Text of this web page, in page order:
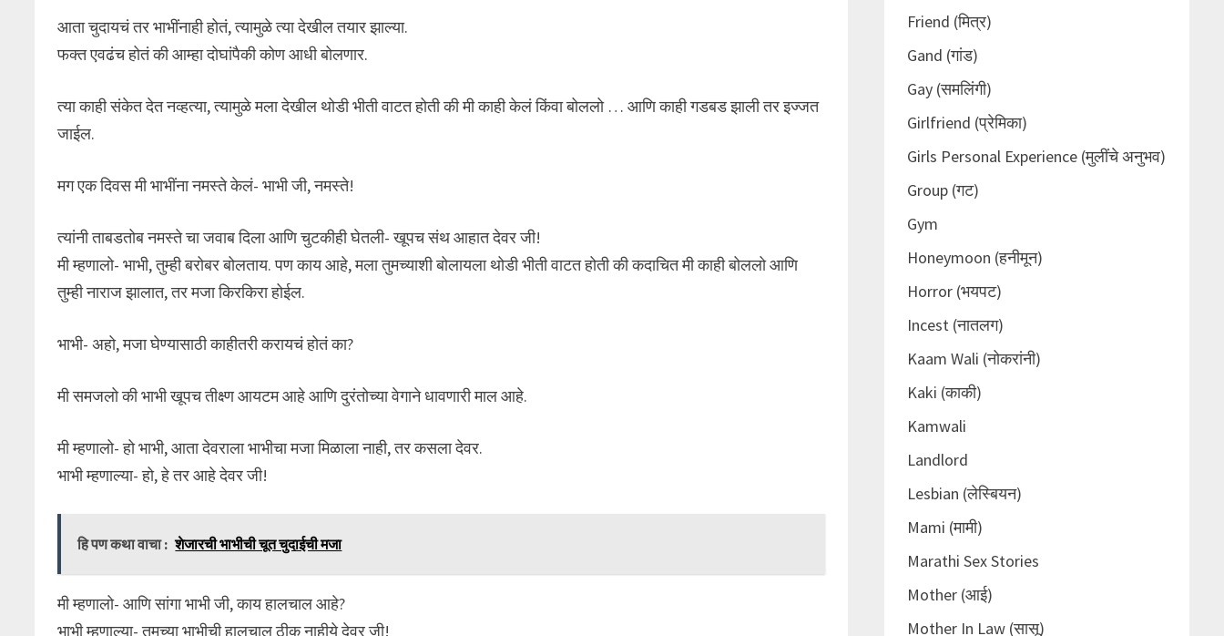
आता चुदायचं तर भाभींनाही होतं, त्यामुळे त्या देखील तयार झाल्या.
फक्त एवढंच होतं की आम्हा दोघांपैकी कोण आधी बोलणार.
त्या काही संकेत देत नव्हत्या, त्यामुळे मला देखील थोडी भीती वाटत होती की मी काही केलं किंवा बोललो … आणि काही गडबड झाली तर इज्जत
जाईल.
मग एक दिवस मी भाभींना नमस्ते केलं- भाभी जी, नमस्ते!
त्यांनी ताबडतोब नमस्ते चा जवाब दिला आणि चुटकीही घेतली- खूपच संथ आहात देवर जी!
मी म्हणालो- भाभी, तुम्ही बरोबर बोलताय. पण काय आहे, मला तुमच्याशी बोलायला थोडी भीती वाटत होती की कदाचित मी काही बोललो आणि
तुम्ही नाराज झालात, तर मजा किरकिरा होईल.
भाभी- अहो, मजा घेण्यासाठी काहीतरी करायचं होतं का?
मी समजलो की भाभी खूपच तीक्ष्ण आयटम आहे आणि दुरंतोच्या वेगाने धावणारी माल आहे.
मी म्हणालो- हो भाभी, आता देवराला भाभीचा मजा मिळाला नाही, तर कसला देवर.
भाभी म्हणाल्या- हो, हे तर आहे देवर जी!
हि पण कथा वाचा : शेजारची भाभीची चूत चुदाईची मजा
मी म्हणालो- आणि सांगा भाभी जी, काय हालचाल आहे?
भाभी म्हणाल्या- तुमच्या भाभीची हालचाल ठीक नाहीये देवर जी!
Friend (मित्र)
Gand (गांड)
Gay (समलिंगी)
Girlfriend (प्रेमिका)
Girls Personal Experience (मुलींचे अनुभव)
Group (गट)
Gym
Honeymoon (हनीमून)
Horror (भयपट)
Incest (नातलग)
Kaam Wali (नोकरांनी)
Kaki (काकी)
Kamwali
Landlord
Lesbian (लेस्बियन)
Mami (मामी)
Marathi Sex Stories
Mother (आई)
Mother In Law (सासू)